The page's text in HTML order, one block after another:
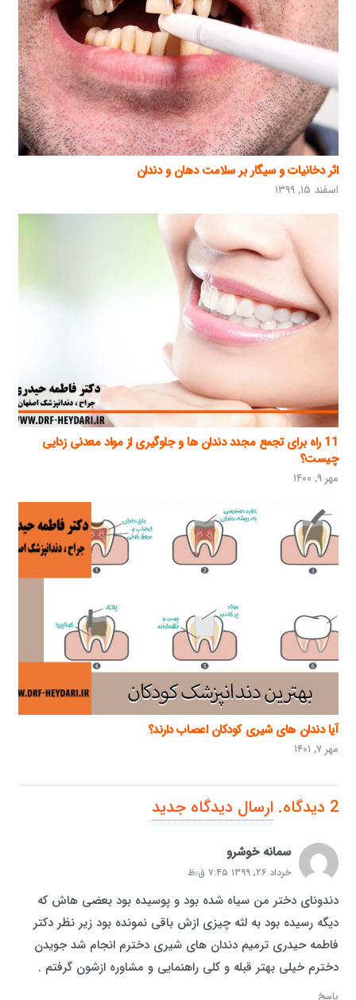
اثر دخانیات و سیگار بر سلامت دهان و دندان
اسفند ۱۵, ۱۳۹۹
11 راه برای تجمع مجدد دندان ها و جلوگیری از مواد معدنی زدایی
چیست؟
مهر ۹, ۱۴۰۰
آیا دندان های شیری کودکان اعصاب دارند؟
مهر ۷, ۱۴۰۱
2 دیدگاه. ارسال دیدگاه جدید
سمانه خوشرو
خرداد ۲۶, ۱۳۹۹ ۷:۴۵ ق٫ظ
دندونای دختر من سیاه شده بود و پوسیده بود بعضی هاش که
دیگه رسیده بود به لثه چیزی ازش باقی نمونده بود زیر نظر دکتر
فاطمه حیدری ترمیم دندان های شیری دخترم انجام شد جویدن
دخترم خیلی بهتر قبله و کلی راهنمایی و مشاوره ازشون گرفتم .
پاسخ